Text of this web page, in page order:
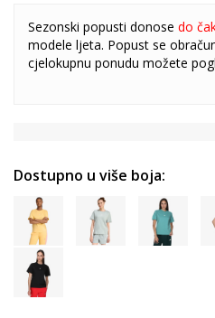
Sezonski popusti donose do
modele ljeta. Popust se
cjelokupnu ponudu možete
Dostupno u više boja: